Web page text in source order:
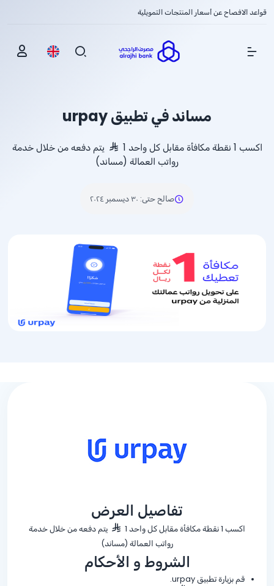
قواعد الافصاح عن أسعار المنتجات التمويلية
Show Menu
مساند في تطبيق urpay
اكسب 1 نقطة مكافأة مقابل كل واحد 1
يتم دفعه من خلال خدمة
رواتب العمالة (مساند)
صالح حتى: ٣٠ ديسمبر ٢٠٢٤
تفاصيل العرض
اكسب 1 نقطة مكافأة مقابل كل واحد 1
يتم دفعه من خلال خدمة
رواتب العمالة (مساند)
الشروط و الأحكام
قم بزيارة تطبيق urpay.